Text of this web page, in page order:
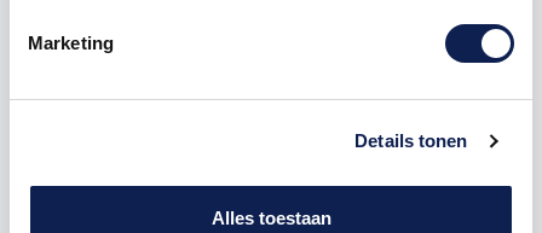
Marketing
Details tonen
Alles toestaan
Product details